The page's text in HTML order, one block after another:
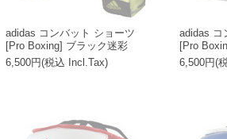
adidas コンバット ショーツ
[Pro Boxing] ブラック迷彩
6,500円(税込 Incl.Tax)
adidas コ
[Pro
6,500円(